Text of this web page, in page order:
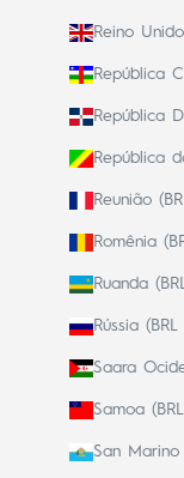
Reino
República
República
República
Reunião
Romênia
Ruanda
Rússia (BRL
Saara
Samoa
San Marino